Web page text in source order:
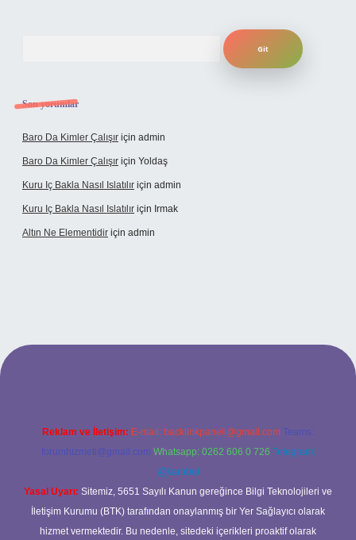
Son yorumlar
Baro Da Kimler Çalışır için admin
Baro Da Kimler Çalışır için Yoldaş
Kuru Iç Bakla Nasıl Islatılır için admin
Kuru Iç Bakla Nasıl Islatılır için Irmak
Altın Ne Elementidir için admin
güncel giriş
Reklam ve İletişim: E-mail: backlinkpaneli@gmail.com Teams:
forumhizmeti@gmail.com Whatsapp: 0262 606 0 726 Telegram:
@karabul
Yasal Uyarı: Sitemiz, 5651 Sayılı Kanun gereğince Bilgi Teknolojileri ve
İletişim Kurumu (BTK) tarafından onaylanmış bir Yer Sağlayıcı olarak
hizmet vermektedir. Bu nedenle, sitedeki içerikleri proaktif olarak